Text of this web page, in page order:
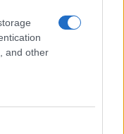
and other